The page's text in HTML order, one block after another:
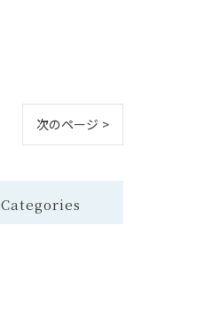
次のページ >
Categories